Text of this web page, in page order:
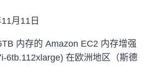
月11日
内存的 Amazon EC2 内存增强
6tb.112xlarge) 在欧洲地区（斯德